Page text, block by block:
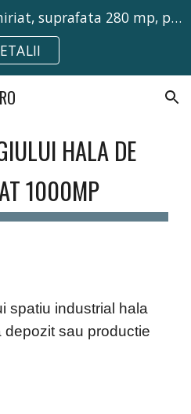
Skip to navigation
Spatiu comercial de inchiriat, suprafata 280 mp, pretabil pentru activitati comerciale, birouri sau depozitare.
HALA DE
1000MP
spatiu industrial hala
depozit sau productie